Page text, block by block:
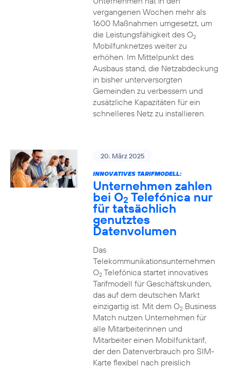
vergangenen Wochen mehr als
1600 Maßnahmen umgesetzt, um
die Leistungsfähigkeit des O2
Mobilfunknetzes weiter zu
erhöhen. Im Mittelpunkt des
Ausbaus stand, die Netzabdeckung
in bisher unterversorgten
Gemeinden zu verbessern und
zusätzliche Kapazitäten für ein
schnelleres Netz zu installieren.
20. März 2025
INNOVATIVES TARIFMODELL:
Unternehmen zahlen
bei O2 Telefónica nur
für tatsächlich
genutztes
Datenvolumen
Das
Telekommunikationsunternehmen
O2Telefónica startet innovatives
Tarifmodell für Geschäftskunden,
das auf dem deutschen Markt
einzigartig ist. Mit dem O2Business
Match nutzen Unternehmen für
alle Mitarbeiterinnen und
Mitarbeiter einen Mobilfunktarif,
der den Datenverbrauch pro SIM-
Karte flexibel nach preislich